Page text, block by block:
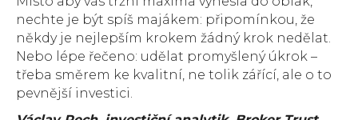
nechte je být spíš majákem: připomínkou, že
někdy je nejlepším krokem žádný krok nedělat.
Nebo lépe řečeno: udělat promyšlený úkrok –
třeba směrem ke kvalitní, ne tolik zářící, ale o to
pevnější investici.